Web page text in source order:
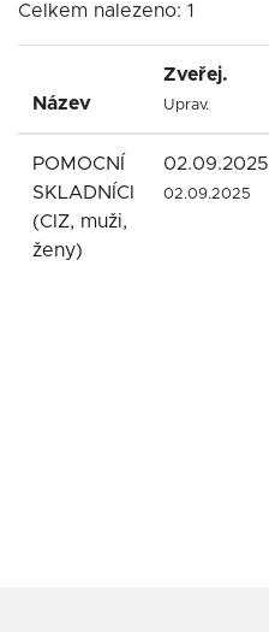
Celkem nalezeno: 1
Název
Zveřej.
Uprav.
POMOCNÍ
SKLADNÍCI
(CIZ, muži,
ženy)
02.09.2025
02.09.2025